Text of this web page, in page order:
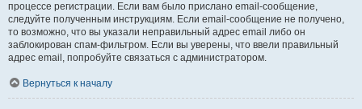
процессе регистрации. Если вам было прислано email-сообщение,
следуйте полученным инструкциям. Если email-сообщение не получено,
то возможно, что вы указали неправильный адрес email либо он
заблокирован спам-фильтром. Если вы уверены, что ввели правильный
адрес email, попробуйте связаться с администратором.
Вернуться к началу